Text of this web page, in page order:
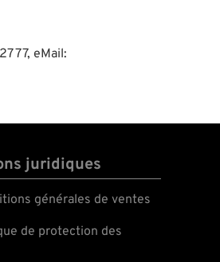
77, eMail:
juridiques
générales de ventes
de protection des